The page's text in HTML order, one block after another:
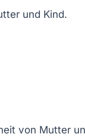
und Kind.
von Mutter